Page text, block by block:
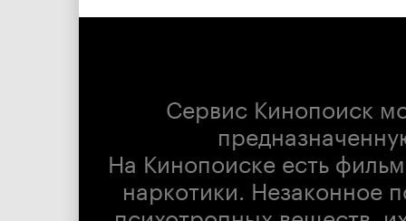
Сервис Кинопоиск
На Кинопоиске есть
наркотики. Незаконное